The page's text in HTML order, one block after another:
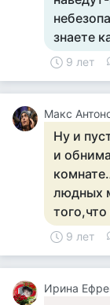
знаете
9 лет
Макс
Ну и
и
людных
9 лет
Ирина